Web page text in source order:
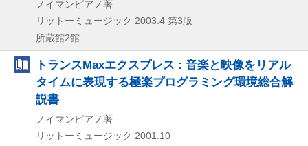
ノイマンピアノ著
リットーミュージック 2003.4 第3版
所蔵館2館
トランスMaxエクスプレス : 音楽と映像をリアル
タイムに表現する極楽プログラミング環境総合解
説書
ノイマンピアノ著
リットーミュージック 2001.10